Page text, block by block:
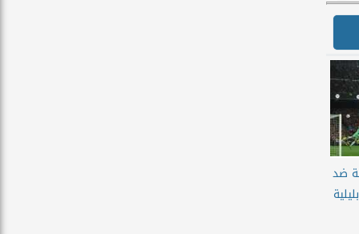
ضد